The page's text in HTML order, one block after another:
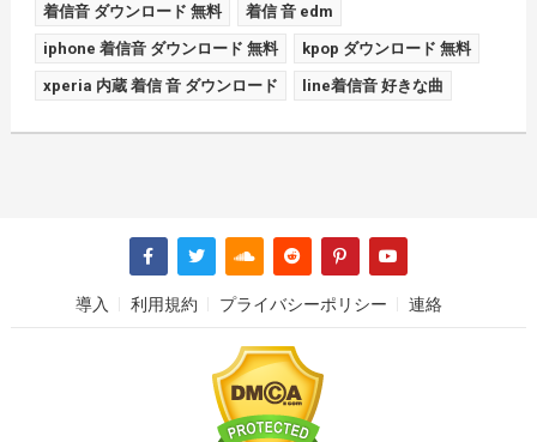
着信音 ダウンロード 無料 着信 音 edm
iphone 着信音 ダウンロード 無料 kpop ダウンロード 無料
xperia 内蔵 着信 音 ダウンロード line着信音 好きな曲
導入 利用規約 プライバシーポリシー 連絡